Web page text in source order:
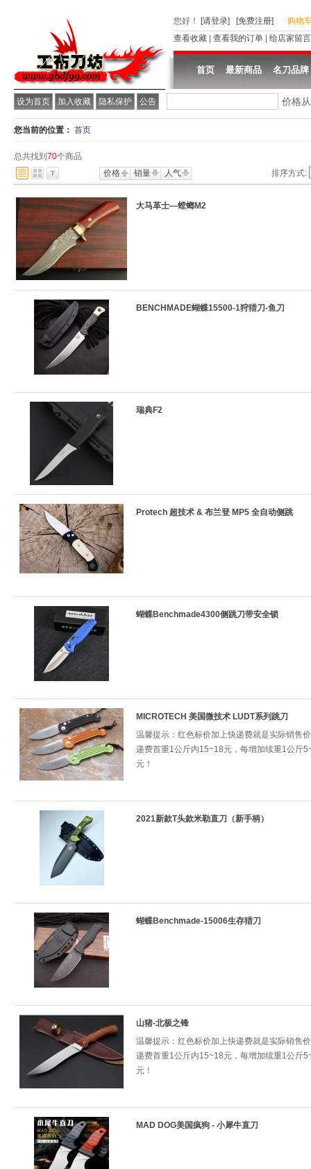
设为首页 加入收藏 隐私保护 公告
您好 ！ [请登录] [免费注册]
购物
查看收藏
查看我的订单 给店家留言
首页 最新商品 名刀品牌
价格
您当前的位置： 首页
总共找到 70个商品
价格
销量 人气 排序方式:
大马革士—螳螂M2
BENCHMADE蝴蝶15500-1狩猎刀-鱼刀
瑞典F2
Protech 超技术 & 布兰登 MP5 全自动侧跳
蝴蝶Benchmade4300侧跳刀带安全锁
MICROTECH 美国微技术 LUDT系列跳刀
温馨提示：红色标价加上快递费就是实际销售
递费首重1公斤内15~18元，每增加续重1公斤
元！
2021新款T头款米勒直刀（新手柄）
蝴蝶Benchmade-15006生存猎刀
山猪-北极之锋
温馨提示：红色标价加上快递费就是实际销售
递费首重1公斤内15~18元，每增加续重1公斤
元！
MAD DOG美国疯狗 - 小犀牛直刀